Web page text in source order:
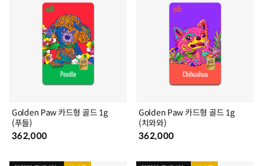
Golden Paw 카드형 골드 1g
(푸들)
362,000
Golden Paw 카드형 골드 1g
(치와와)
362,000